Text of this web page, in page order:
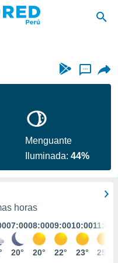
...
Menguante
Iluminada:44%
horas
07:00
20°
08:00
20°
09:00
22°
10:00
23°
11:00
25°